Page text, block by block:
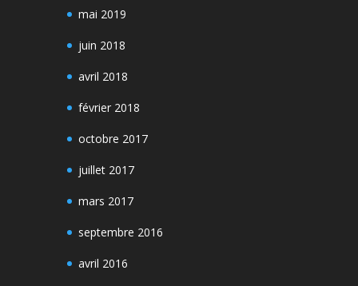
mai 2019
juin 2018
avril 2018
février 2018
octobre 2017
juillet 2017
mars 2017
septembre 2016
avril 2016